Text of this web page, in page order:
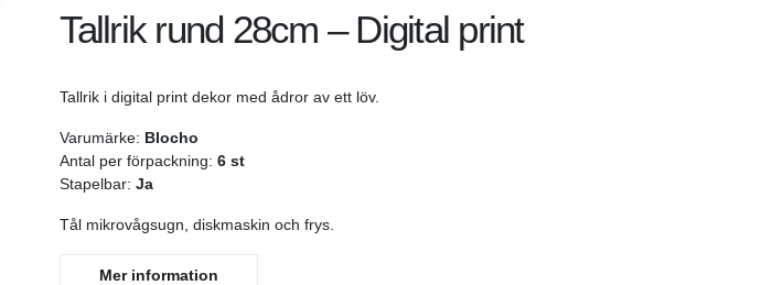
Tallrik rund 28cm – Digital print
Tallrik i digital print dekor med ådror av ett löv.
Varumärke: Blocho
Antal per förpackning:6 st
Stapelbar:Ja
Tål mikrovågsugn, diskmaskin och frys.
Mer information